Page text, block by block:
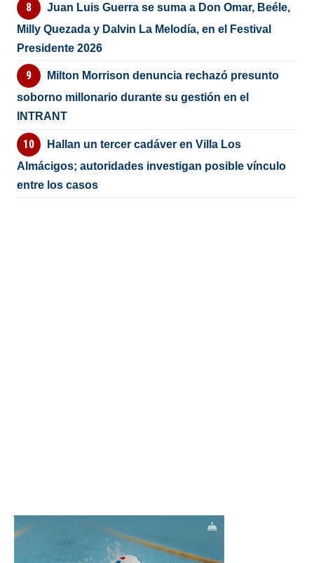
Juan Luis Guerra se suma a Don Omar, Beéle,
Milly Quezada y Dalvin La Melodía, en el Festival
Presidente 2026
Milton Morrison denuncia rechazó presunto
soborno millonario durante su gestión en el
INTRANT
Hallan un tercer cadáver en Villa Los
Almácigos; autoridades investigan posible vínculo
entre los casos